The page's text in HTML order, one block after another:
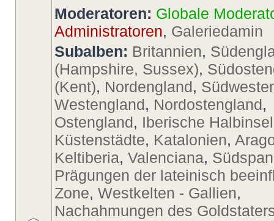
Moderatoren: Globale
Administratoren, Galeriedamin
Subalben: Britannien,
(Hampshire, Sussex),
(Kent), Nordengland,
Westengland, Nordostengland,
Ostengland, Iberische Halbinsel
Küstenstädte, Katalonien,
Keltiberia, Valenciana,
Prägungen der lateinisch
Zone, Westkelten - Gallien,
Nachahmungen des